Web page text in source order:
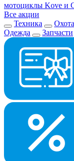
мотоциклы Kove и
Все акции
Техника
Охота
Одежда
Запчасти